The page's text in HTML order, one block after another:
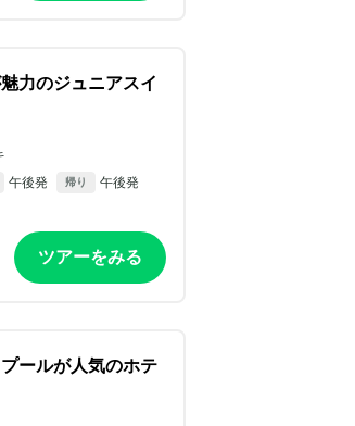
力のジュニアスイ
午後発 帰り 午後発
ツアーをみる
ールが人気のホテ